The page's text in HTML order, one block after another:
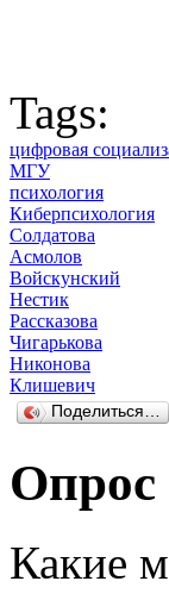
Tags:
цифровая
МГУ
психология
Киберпсихология
Солдатова
Асмолов
Войскунский
Нестик
Рассказова
Чигарькова
Никонова
Клишевич
Поделиться…
Опрос
Какие